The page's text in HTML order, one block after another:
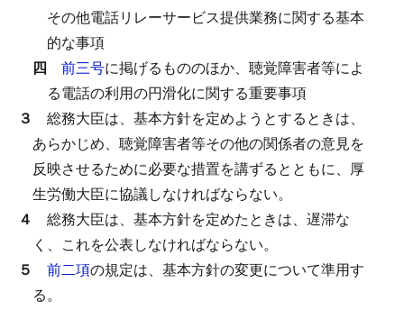
その他電話リレーサービス提供業務に関する基本
的な事項
四 前三号に掲げるもののほか、聴覚障害者等によ
る電話の利用の円滑化に関する重要事項
３ 総務大臣は、基本方針を定めようとするときは、
あらかじめ、聴覚障害者等その他の関係者の意見を
反映させるために必要な措置を講ずるとともに、厚
生労働大臣に協議しなければならない。
４ 総務大臣は、基本方針を定めたときは、遅滞な
く、これを公表しなければならない。
５ 前二項の規定は、基本方針の変更について準用す
る。